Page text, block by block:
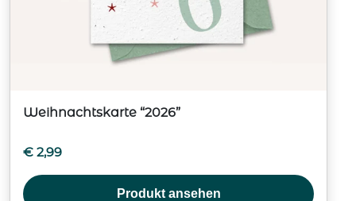
Weihnachtskarte “2026”
€ 2,99
Produkt ansehen